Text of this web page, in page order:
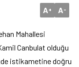
A+ A-
Mahallesi
Canbulat olduğu
istikametine doğru